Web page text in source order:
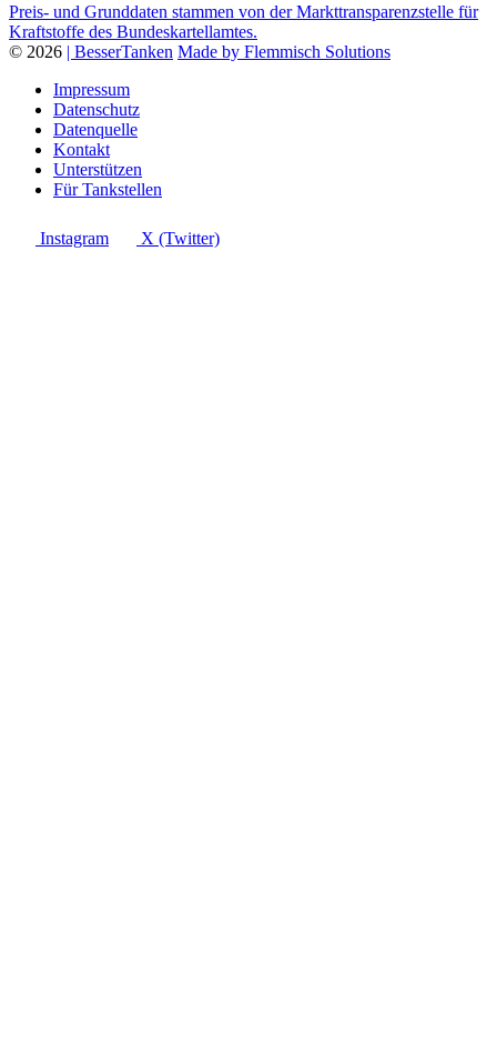
Preis- und Grunddaten stammen von der Markttransparenzstelle für
Kraftstoffe des Bundeskartellamtes.
© 2026 | BesserTanken Made by Flemmisch Solutions
Impressum
Datenschutz
Datenquelle
Kontakt
Unterstützen
Für Tankstellen
Instagram X (Twitter)